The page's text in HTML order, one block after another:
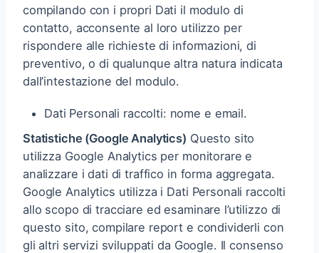
compilando con i propri Dati il modulo di
contatto, acconsente al loro utilizzo per
rispondere alle richieste di informazioni, di
preventivo, o di qualunque altra natura indicata
dall’intestazione del modulo.
Dati Personali raccolti: nome e email.
Statistiche (Google Analytics) Questo sito
utilizza Google Analytics per monitorare e
analizzare i dati di traffico in forma aggregata.
Google Analytics utilizza i Dati Personali raccolti
allo scopo di tracciare ed esaminare l’utilizzo di
questo sito, compilare report e condividerli con
gli altri servizi sviluppati da Google. Il consenso